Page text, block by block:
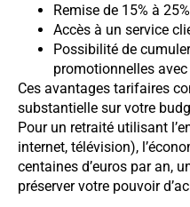
Remise de 15% à
Accès à un service
Possibilité de
promotionnelles
Ces avantages tarifaires
substantielle sur votre
Pour un retraité utilisant
internet, télévision),
centaines d’euros par an,
préserver votre pouvoir